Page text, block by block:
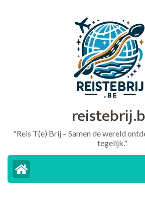
"Reis T(e) Brij – Samen de wereld
tegelijk."